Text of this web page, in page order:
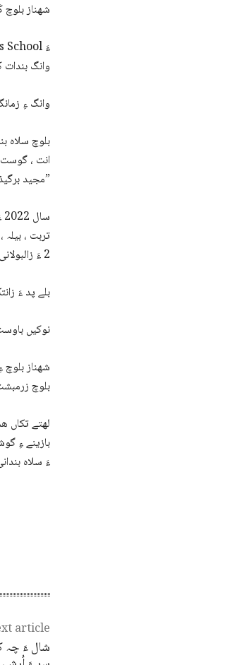
شھناز
وانگ
وانگ ءِ
بلوچ سلاہ
انت ،
”مجید
تربت ،
2 ءَ زالبولانی بھر زورگ گیشتر بوتگ ۔
بلے پد ءَ
نوکیں
شھناز
بلوچ
لھتے تکاں
بازینے ءِ
ءَ سلاہ
article
شال ءَ چہ